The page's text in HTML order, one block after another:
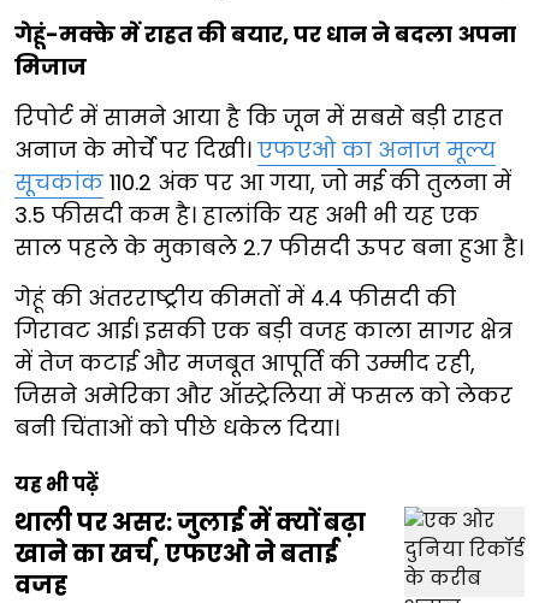
गेहूं-मक्के में राहत की बयार, पर धान ने बदला अपना
मिजाज
रिपोर्ट में सामने आया है कि जून में सबसे बड़ी राहत
अनाज के मोर्चे पर दिखी। एफएओ का अनाज मूल्य
सूचकांक 110.2 अंक पर आ गया, जो मई की तुलना में
3.5 फीसदी कम है। हालांकि यह अभी भी यह एक
साल पहले के मुकाबले 2.7 फीसदी ऊपर बना हुआ है।
गेहूं की अंतरराष्ट्रीय कीमतों में 4.4 फीसदी की
गिरावट आई। इसकी एक बड़ी वजह काला सागर क्षेत्र
में तेज कटाई और मजबूत आपूर्ति की उम्मीद रही,
जिसने अमेरिका और ऑस्ट्रेलिया में फसल को लेकर
बनी चिंताओं को पीछे धकेल दिया।
यह भी पढ़ें
थाली पर असर: जुलाई में क्यों बढ़ा
खाने का खर्च, एफएओ ने बताई
वजह